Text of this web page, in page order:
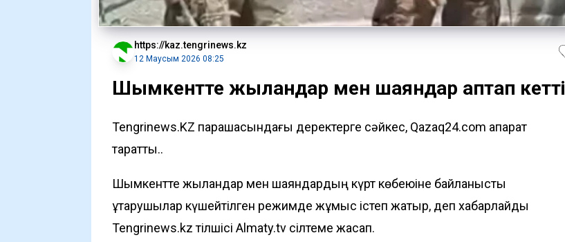
https://kaz.tengrinews.kz
12 Маусым 2026 08:25
Шымкентте жыландар мен шаяндар қаптап кетті
Tengrinews.KZ парақшасындағы деректерге сәйкес, Qazaq24.com ақпарат
таратты..
Шымкентте жыландар мен шаяндардың күрт көбеюіне байланысты
құтқарушылар күшейтілген режимде жұмыс істеп жатыр, деп хабарлайды
Tengrinews.kzтілшісі Almaty.tv сілтеме жасап.